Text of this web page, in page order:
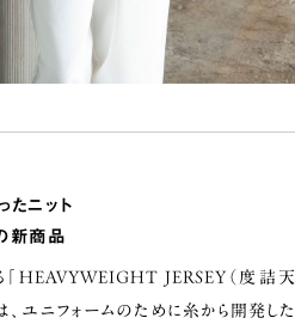
たニット
新商品
HEAVYWEIGHT JERSEY（度詰天
は、ユニフォームのために糸から開発した